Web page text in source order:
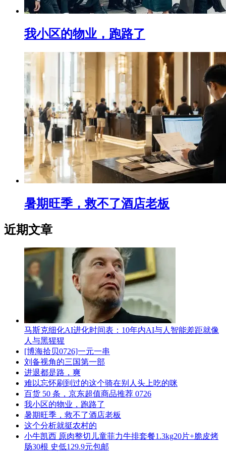
我小区的物业，跑路了
暑期旺季，救不了酒店老板
近期文章
马斯克细化AI进化时间表：10年内AI与人智能差距就像
人与黑猩猩
[博海拾贝0726]一元一串
刘备视角的三国第一部
进退都是路，爽
难以忘怀刷到过的这个骑在别人头上吃的咪
百货 50 条，京东超值商品推荐 0726
我小区的物业，跑路了
暑期旺季，救不了酒店老板
这个分析就挺农村的
小牛凯西 原肉整切儿童菲力牛排套餐1.3kg20片+脆皮烤
肠30根 史低129.9元包邮